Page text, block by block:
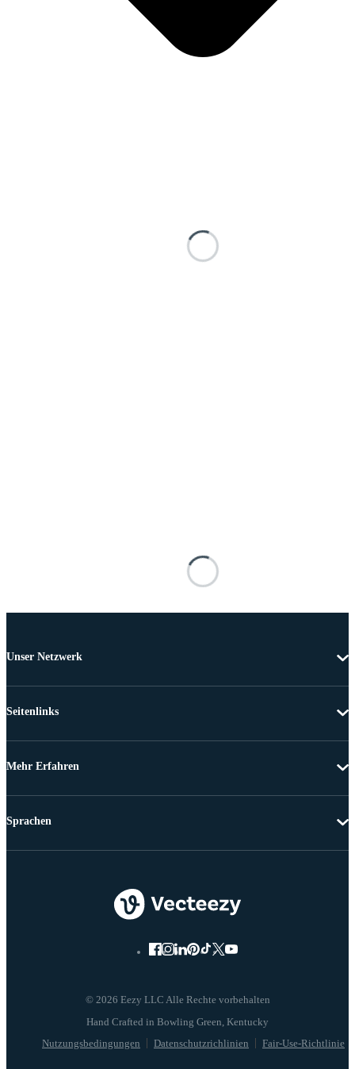
Unser Netzwerk
Seitenlinks
Mehr Erfahren
© 2026 Eezy LLC Alle Rechte vorbehalten
Nutzungsbedingungen Datenschutzrichlinien Fair-Use-Richtlinie
Sprachen